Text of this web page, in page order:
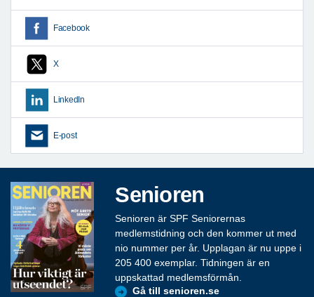
Facebook
X
LinkedIn
E-post
Senioren
Senioren är SPF Seniorernas
medlemstidning och den kommer ut med
nio nummer per år. Upplagan är nu uppe i
205 400 exemplar. Tidningen är en
uppskattad medlemsförmån.
Gå till senioren.se